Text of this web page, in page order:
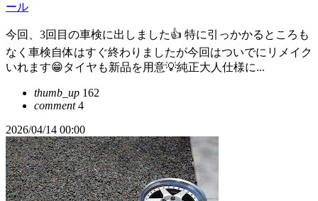
ール
今回、3回目の車検に出しました👍 特に引っかかるところも
なく車検自体はすぐ終わりましたが今回はついでにリメイク
いれます😁タイヤも新品を用意💡純正大人仕様に...
thumb_up 162
comment4
2026/04/14 00:00